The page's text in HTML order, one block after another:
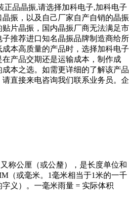
正品晶振,请选择加科电子,加科电子
振，以及自己厂家自产自销的晶振
片晶振，国内晶振厂商无法满足市
推荐进口知名晶振品牌制造商给所
本高质量的产品时，选择加科电子
产品交期还是运输成本，制作成
本之选。如需更详细的了解该产品
直接来电咨询我们联系业务员。企
称公厘（或公釐），是长度单位和
（或毫米。1毫米相当于1米的一千
义）。一毫米雨量 = 实际体积